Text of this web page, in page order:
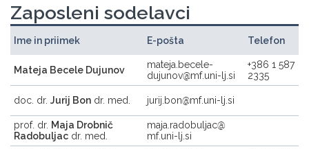
Zaposleni sodelavci
Ime in priimek E-pošta Telefon
Mateja Becele Dujunov
mateja.becele-
dujunov
mf.uni-lj.si
+386 1 587
2335
doc. dr. Jurij Bon dr. med. jurij.bon mf.uni-lj.si
prof. dr. Maja Drobnič
Radobuljac dr. med.
maja.radobuljac
mf.uni-lj.si